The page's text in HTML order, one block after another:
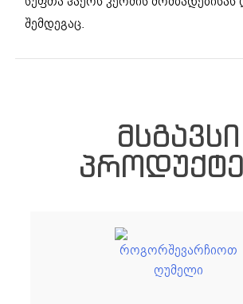
შემდეგაც.
ᲛᲡᲒᲐᲕᲡᲘ